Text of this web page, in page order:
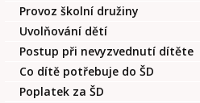
Provoz školní družiny
Uvolňování dětí
Postup při nevyzvednutí dítěte
Co dítě potřebuje do ŠD
Poplatek za ŠD